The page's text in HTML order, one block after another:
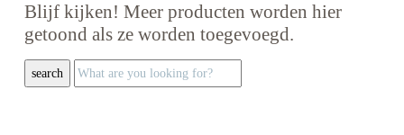
Blijf kijken! Meer producten worden hier
getoond als ze worden toegevoegd.
search